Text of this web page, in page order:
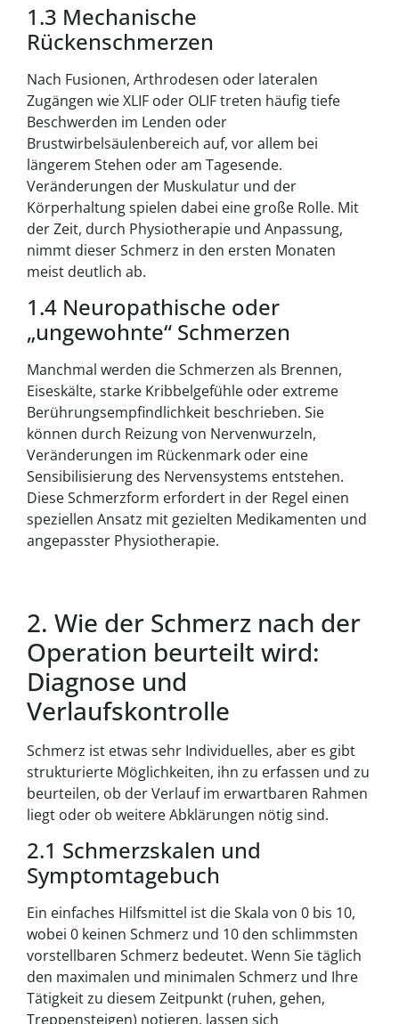
1.3 Mechanische
Rückenschmerzen
Nach Fusionen, Arthrodesen oder lateralen
Zugängen wie XLIF oder OLIF treten häufig tiefe
Beschwerden im Lenden oder
Brustwirbelsäulenbereich auf, vor allem bei
längerem Stehen oder am Tagesende.
Veränderungen der Muskulatur und der
Körperhaltung spielen dabei eine große Rolle. Mit
der Zeit, durch Physiotherapie und Anpassung,
nimmt dieser Schmerz in den ersten Monaten
meist deutlich ab.
1.4 Neuropathische oder
„ungewohnte“ Schmerzen
Manchmal werden die Schmerzen als Brennen,
Eiseskälte, starke Kribbelgefühle oder extreme
Berührungsempfindlichkeit beschrieben. Sie
können durch Reizung von Nervenwurzeln,
Veränderungen im Rückenmark oder eine
Sensibilisierung des Nervensystems entstehen.
Diese Schmerzform erfordert in der Regel einen
speziellen Ansatz mit gezielten Medikamenten und
angepasster Physiotherapie.
2. Wie der Schmerz nach der
Operation beurteilt wird:
Diagnose und
Verlaufskontrolle
Schmerz ist etwas sehr Individuelles, aber es gibt
strukturierte Möglichkeiten, ihn zu erfassen und zu
beurteilen, ob der Verlauf im erwartbaren Rahmen
liegt oder ob weitere Abklärungen nötig sind.
2.1 Schmerzskalen und
Symptomtagebuch
Ein einfaches Hilfsmittel ist die Skala von 0 bis 10,
wobei 0 keinen Schmerz und 10 den schlimmsten
vorstellbaren Schmerz bedeutet. Wenn Sie täglich
den maximalen und minimalen Schmerz und Ihre
Tätigkeit zu diesem Zeitpunkt (ruhen, gehen,
Treppensteigen) notieren, lassen sich